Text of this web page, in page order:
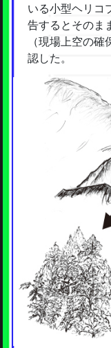
いる小型ヘリコ
告するとそのま
（現場上空の
認した。